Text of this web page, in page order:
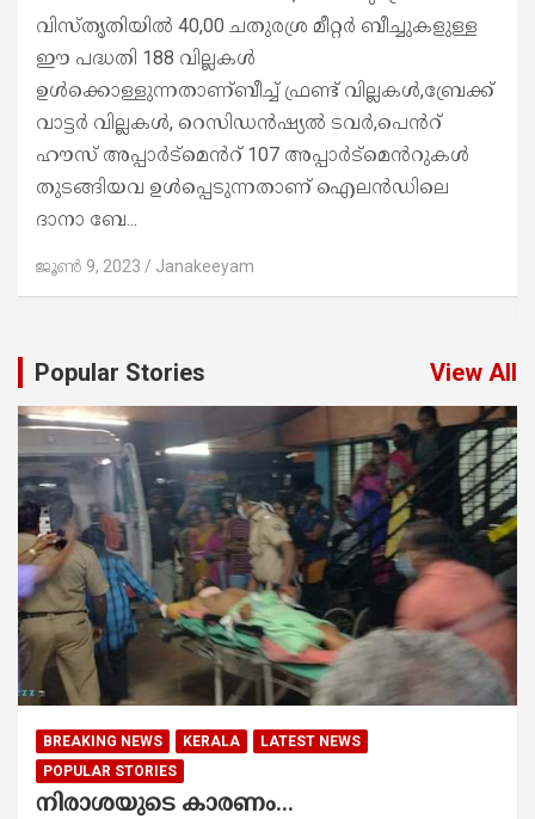
ബിളുമായുള്ള പുനര്‍വിവാഹം മുടങ്ങിയതില്‍
കടുത്ത നിരാശയിലായിരുന്നു ശ്രീ മഹേഷെന്നും ഈ
നിരാശയെ തുടർന്നാണ് മകളെ കൊല പ്പെടുത്താൻ
പ്ലാൻചെയ്ത തെന്നുമാണ് വ്യക്തമാകുന്നത് കുറച്ച്
നാളുകളായി ശ്രീ മഹേഷ് പ്രത്യേക മാനസിക
അവസ്ഥ യിലായിരുന്നുവെന്ന് പൊലീസിന്
വ്യക്തമായിട്ടുണ്ട്ഒടുവിൽ ഇന്നലെയാണ് നാല്
ജൂൺ 9, 2023 Janakeeyam
Popular Stories View All
BREAKING NEWS KERALA
LATEST NEWS
POPULAR STORIES
നിരാശയുടെ കാരണം...